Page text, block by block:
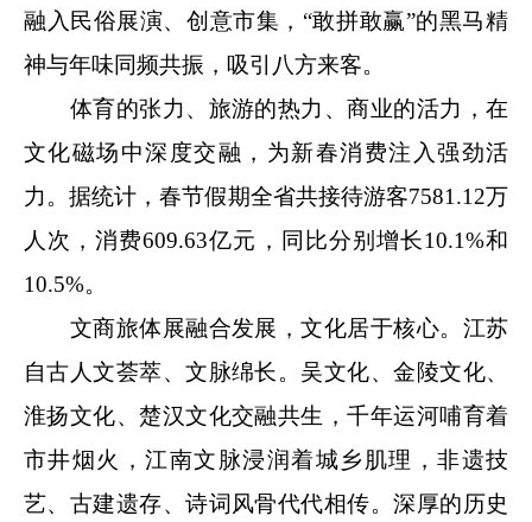
融入民俗展演、创意市集，“敢拼敢赢”的黑马精
神与年味同频共振，吸引八方来客。
体育的张力、旅游的热力、商业的活力，在
文化磁场中深度交融，为新春消费注入强劲活
力。据统计，春节假期全省共接待游客7581.12万
人次，消费609.63亿元，同比分别增长10.1%和
10.5%。
文商旅体展融合发展，文化居于核心。江苏
自古人文荟萃、文脉绵长。吴文化、金陵文化、
淮扬文化、楚汉文化交融共生，千年运河哺育着
市井烟火，江南文脉浸润着城乡肌理，非遗技
艺、古建遗存、诗词风骨代代相传。深厚的历史